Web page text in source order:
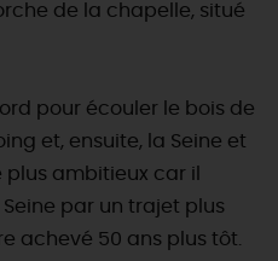
de la chapelle, situé
pour écouler le bois de
et, ensuite, la Seine et
plus ambitieux car il
par un trajet plus
achevé 50 ans plus tôt.